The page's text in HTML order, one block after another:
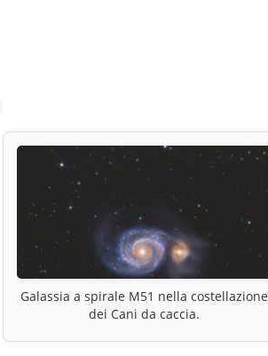
Galassia a spirale M51 nella costellazione
dei Cani da caccia.